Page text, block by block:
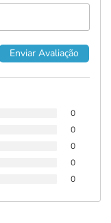
0
0
0
0
0